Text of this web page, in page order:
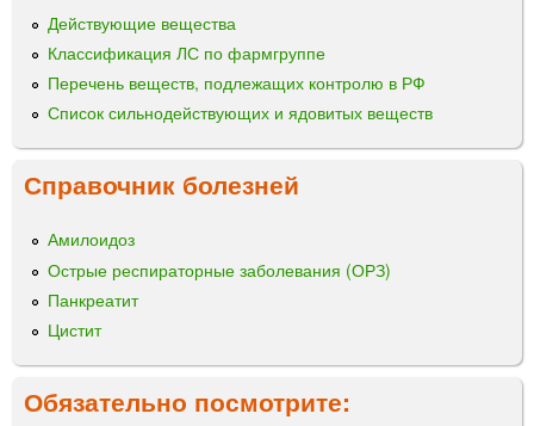
Действующие вещества
Классификация ЛС по фармгруппе
Перечень веществ, подлежащих контролю в РФ
Список сильнодействующих и ядовитых веществ
Справочник болезней
Амилоидоз
Острые респираторные заболевания (ОРЗ)
Панкреатит
Цистит
Обязательно посмотрите: